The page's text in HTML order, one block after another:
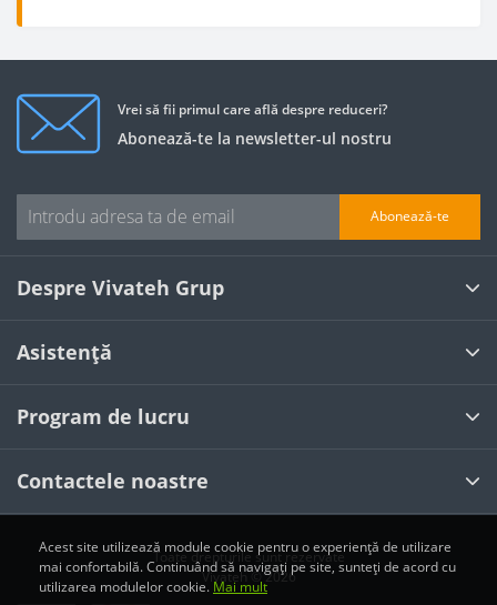
Vrei să fii primul care află despre reduceri?
Abonează-te la newsletter-ul nostru
Abonează-te
Despre Vivateh Grup
Asistență
Program de lucru
Contactele noastre
Toate drepturile sunt rezervate
Vivateh © 2026
Acest site utilizează module cookie pentru o experiență de utilizare
mai confortabilă. Continuând să navigați pe site, sunteți de acord cu
utilizarea modulelor cookie.Mai mult